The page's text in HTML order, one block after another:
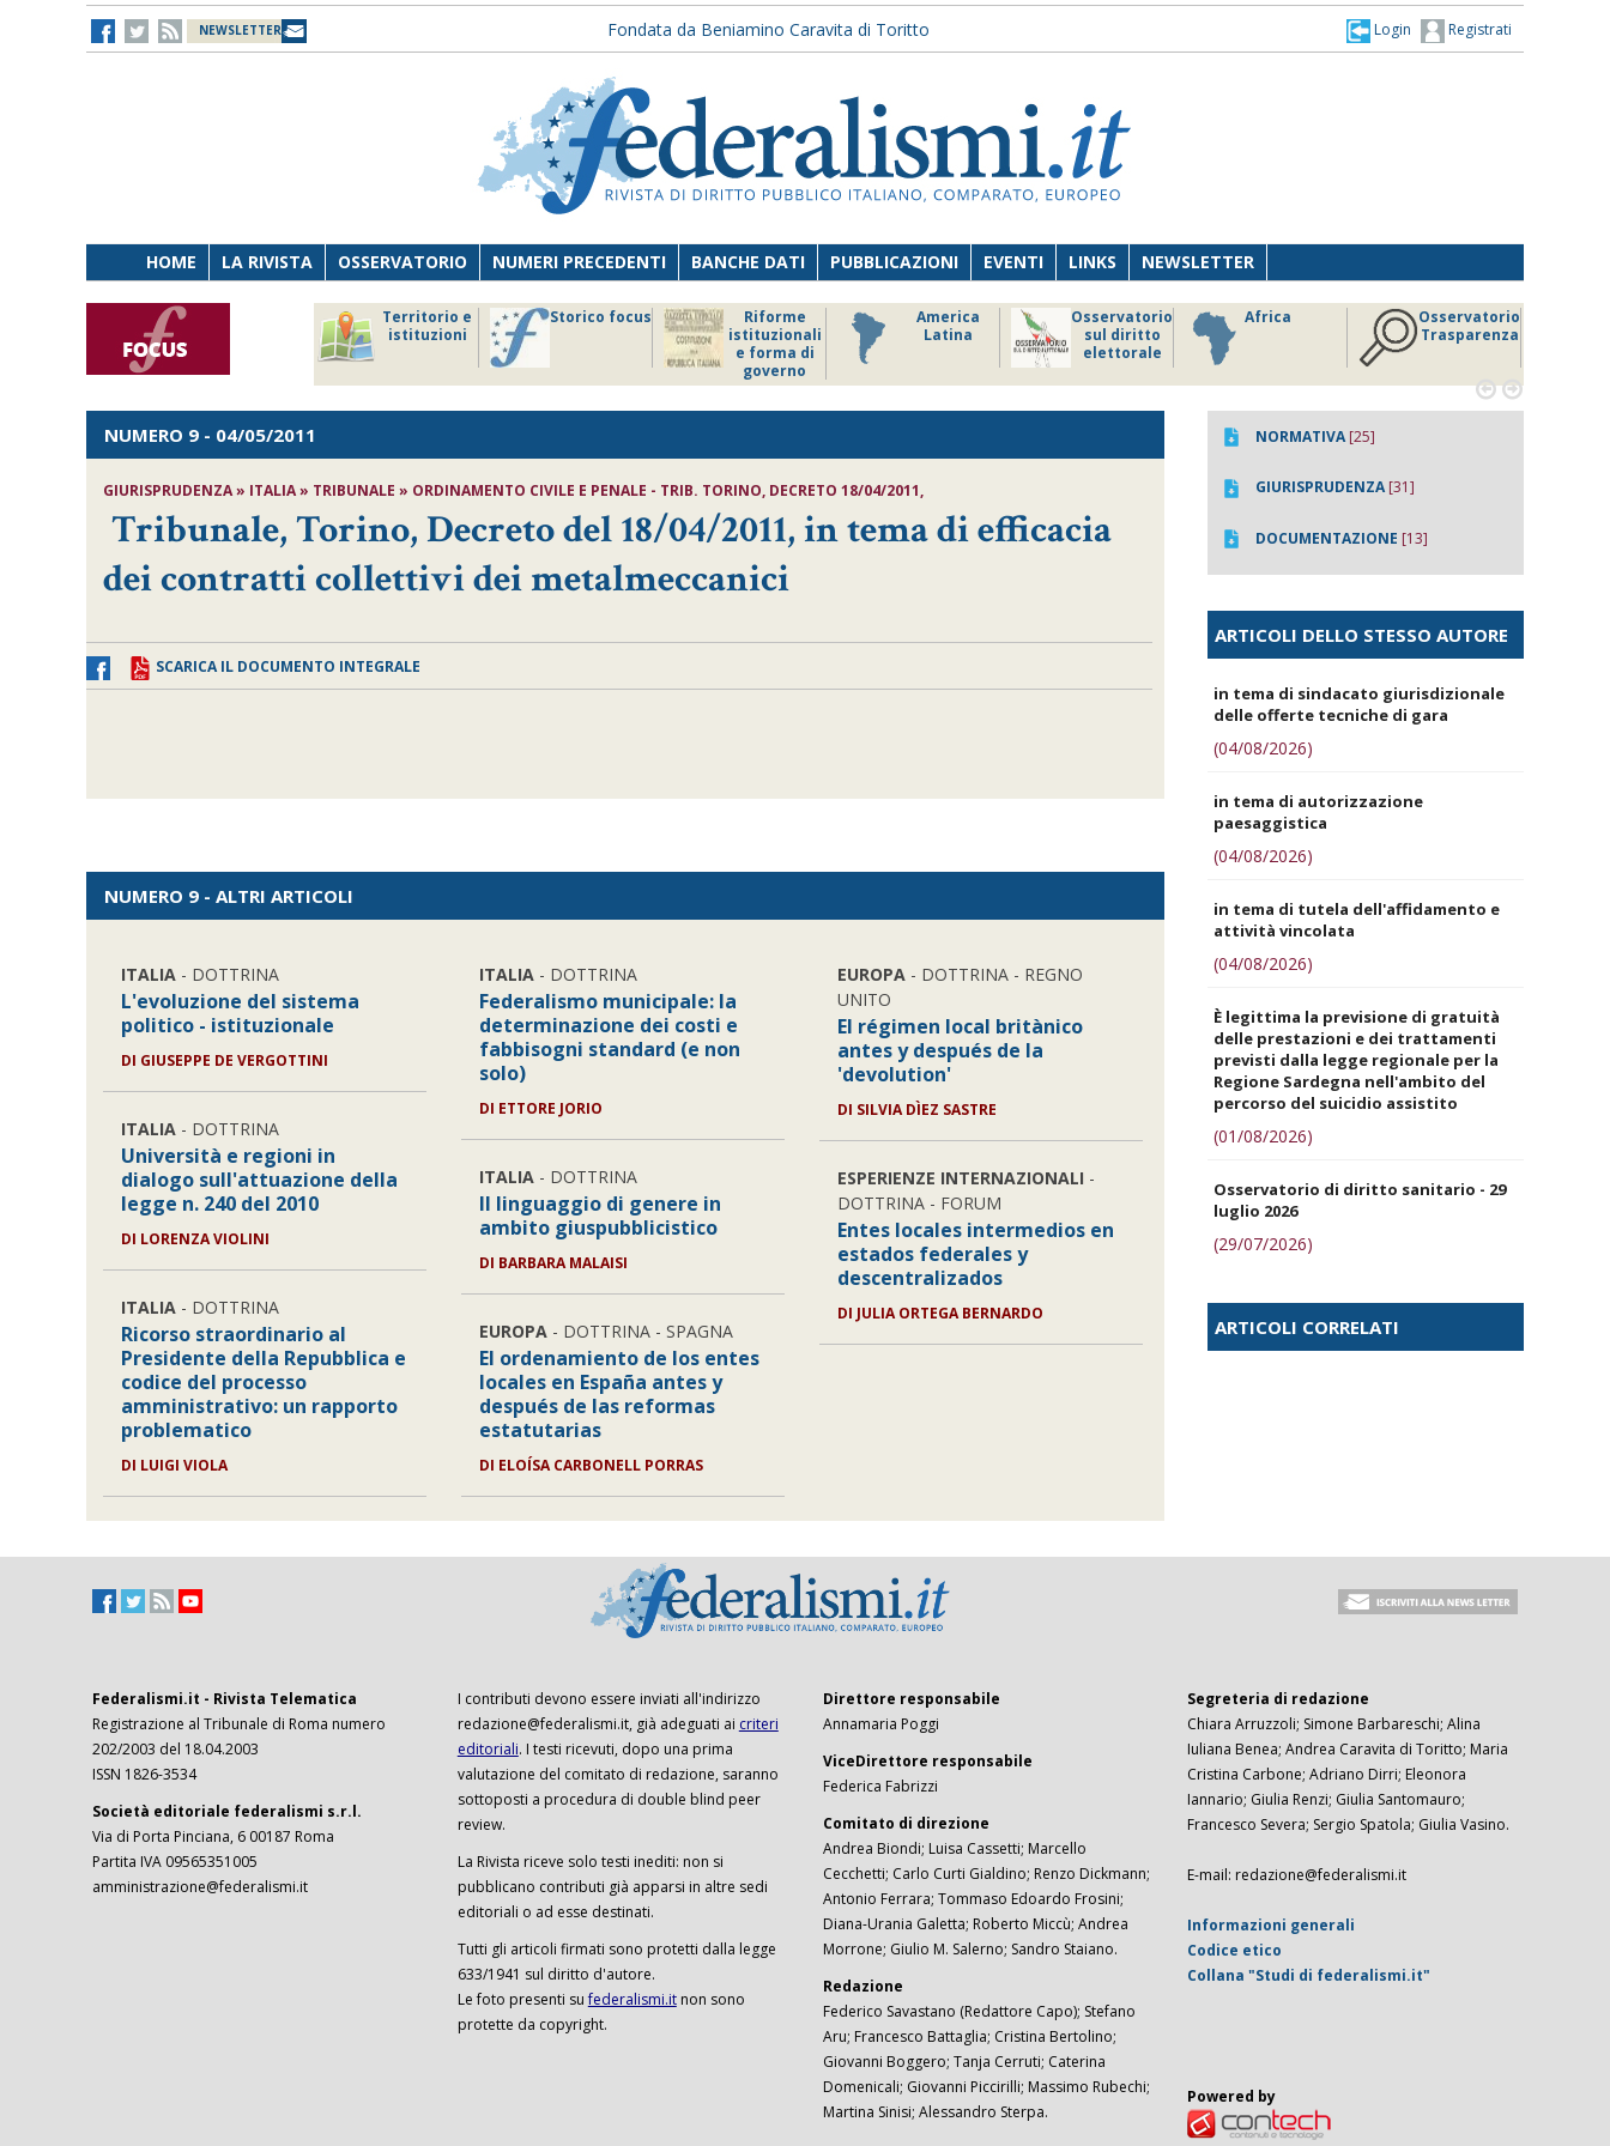
NEWSLETTER Fondata da Beniamino Caravita di Toritto Registrati
Login
HOME LA RIVISTA OSSERVATORIO NUMERI PRECEDENTI BANCHE DATI PUBBLICAZIONI EVENTI LINKS NEWSLETTER
Territorio e
istituzioni
Storico focus
Riforme
istituzionali
e forma di
governo
America
Latina
Osservatorio
sul diritto
elettorale
Africa
Osservatorio
Trasparenza
 
NUMERO 9 - 04/05/2011
GIURISPRUDENZA » ITALIA » TRIBUNALE » ORDINAMENTO CIVILE E PENALE - TRIB. TORINO, DECRETO 18/04/2011,
Tribunale, Torino, Decreto del 18/04/2011, in tema di efficacia
dei contratti collettivi dei metalmeccanici
SCARICA IL DOCUMENTO INTEGRALE
NUMERO 9 - ALTRI ARTICOLI
ITALIA - DOTTRINA
L'evoluzione del sistema
politico - istituzionale
DI GIUSEPPE DE VERGOTTINI
ITALIA - DOTTRINA
Università e regioni in
dialogo sull'attuazione della
legge n. 240 del 2010
DI LORENZA VIOLINI
ITALIA - DOTTRINA
Ricorso straordinario al
Presidente della Repubblica e
codice del processo
amministrativo: un rapporto
problematico
DI LUIGI VIOLA
ITALIA - DOTTRINA
Federalismo municipale: la
determinazione dei costi e
fabbisogni standard (e non
solo)
DI ETTORE JORIO
ITALIA - DOTTRINA
Il linguaggio di genere in
ambito giuspubblicistico
DI BARBARA MALAISI
EUROPA - DOTTRINA - SPAGNA
El ordenamiento de los entes
locales en España antes y
después de las reformas
estatutarias
DI ELOÍSA CARBONELL PORRAS
EUROPA- DOTTRINA - REGNO
UNITO
El régimen local britànico
antes y después de la
'devolution'
DI SILVIA DÌEZ SASTRE
ESPERIENZE INTERNAZIONALI -
DOTTRINA - FORUM
Entes locales intermedios en
estados federales y
descentralizados
DI JULIA ORTEGA BERNARDO
NORMATIVA[25]
GIURISPRUDENZA[31]
DOCUMENTAZIONE [13]
ARTICOLI DELLO STESSO AUTORE
in tema di sindacato giurisdizionale
delle offerte tecniche di gara
(04/08/2026)
in tema di autorizzazione
paesaggistica
(04/08/2026)
in tema di tutela dell'affidamento e
attività vincolata
(04/08/2026)
È legittima la previsione di gratuità
delle prestazioni e dei trattamenti
previsti dalla legge regionale per la
Regione Sardegna nell'ambito del
percorso del suicidio assistito
(01/08/2026)
Osservatorio di diritto sanitario - 29
luglio 2026
(29/07/2026)
ARTICOLI CORRELATI
Federalismi.it - Rivista Telematica
Registrazione al Tribunale di Roma numero
202/2003 del 18.04.2003
ISSN 1826-3534
Società editoriale federalismi s.r.l.
Via di Porta Pinciana, 6 00187 Roma
Partita IVA 09565351005
amministrazione@federalismi.it
I contributi devono essere inviati all'indirizzo
redazione@federalismi.it, già adeguati ai criteri
editoriali. I testi ricevuti, dopo una prima
valutazione del comitato di redazione, saranno
sottoposti a procedura di double blind peer
review.
La Rivista riceve solo testi inediti: non si
pubblicano contributi già apparsi in altre sedi
editoriali o ad esse destinati.
Tutti gli articoli firmati sono protetti dalla legge
633/1941 sul diritto d'autore.
Le foto presenti sufederalismi.itnon sono
protette da copyright.
Direttore responsabile
Annamaria Poggi
ViceDirettore responsabile
Federica Fabrizzi
Comitato di direzione
Andrea Biondi; Luisa Cassetti; Marcello
Cecchetti; Carlo Curti Gialdino; Renzo Dickmann;
Antonio Ferrara; Tommaso Edoardo Frosini;
Diana-Urania Galetta; Roberto Miccù; Andrea
Morrone; Giulio M. Salerno; Sandro Staiano.
Redazione
Federico Savastano (Redattore Capo); Stefano
Aru; Francesco Battaglia; Cristina Bertolino;
Giovanni Boggero; Tanja Cerruti; Caterina
Domenicali; Giovanni Piccirilli; Massimo Rubechi;
Martina Sinisi; Alessandro Sterpa.
Segreteria di redazione
Chiara Arruzzoli; Simone Barbareschi; Alina
Iuliana Benea; Andrea Caravita di Toritto; Maria
Cristina Carbone; Adriano Dirri; Eleonora
Iannario; Giulia Renzi; Giulia Santomauro;
Francesco Severa; Sergio Spatola; Giulia Vasino.
E-mail: redazione@federalismi.it
Informazioni generali
Codice etico
Collana "Studi di federalismi.it"
Powered by